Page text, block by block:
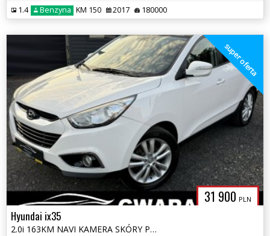
1.4 Benzyna KM 150 2017 180000
31 900 PLN
super oferta
Hyundai ix35
2.0i 163KM NAVI KAMERA SKÓRY PANORAMA 4xGRZ.Fotele ALU PDC OPŁATY GWAR